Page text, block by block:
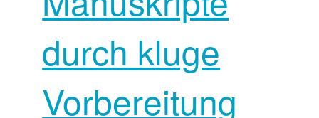
durch kluge
Vorbereitung